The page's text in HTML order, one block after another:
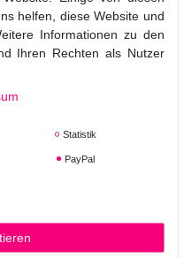
Warenkorb
zzgl.Versandkosten
Sage Thickening
mit Pumpe
47,55 € *
Warenkorb
zzgl.Versandkosten
helfen, diese Website und
Informationen zu den
Ihren Rechten als Nutzer
Statistik
PayPal